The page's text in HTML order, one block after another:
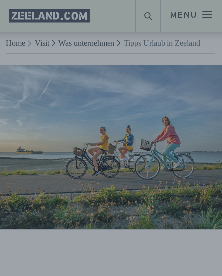
Naar hoofdinhoud
MENU
Homepage
Zeeland.com
SUCHE
Home Visit Was unternehmen Tipps Urlaub in Zeeland